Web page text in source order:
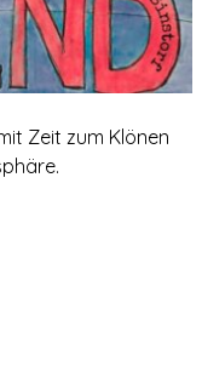
Zeit zum Klönen